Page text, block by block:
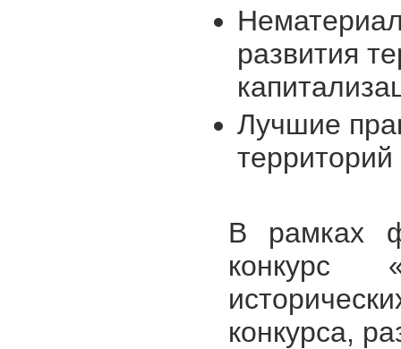
развития
Лучшие
территорий
В рамках
конкурс
конкурса,